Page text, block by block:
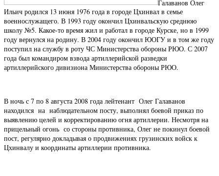
Галаванов Олег
Ильич родился 13 июня 1976 года в городе Цхинвал в семье
военнослужащего. В 1993 году окончил Цхинвальскую среднюю
школу №5. Какое-то время жил и работал в городе Курске, но в 1999
году вернулся на родину. В 2004 году окончил ЮОГУ и в том же году
поступил на службу в роту ЧС Министерства обороны РЮО. С 2007
года был командиром взвода артиллерийской разведки
артиллерийского дивизиона Министерства обороны РЮО.
В ночь с 7 по 8 августа 2008 года лейтенант Олег Галаванов
находился на наблюдательном посту, выполнял боевой приказ по
выявлению целей и корректированию огня артиллерии. Несмотря на
прицельный огонь со стороны противника, Олег не покинул боевой
пост, регулярно докладывая о продвижениях грузинских войск к
Цхинвалу и координаты артиллерии противника.